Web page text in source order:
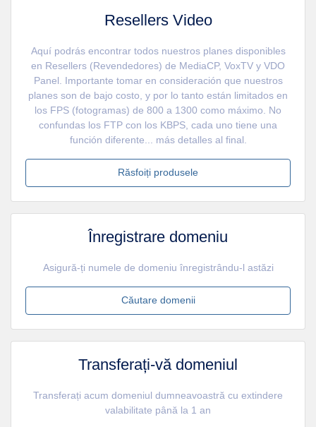
Resellers Video
Aquí podrás encontrar todos nuestros planes disponibles
en Resellers (Revendedores) de MediaCP, VoxTV y VDO
Panel. Importante tomar en consideración que nuestros
planes son de bajo costo, y por lo tanto están limitados en
los FPS (fotogramas) de 800 a 1300 como máximo. No
confundas los FTP con los KBPS, cada uno tiene una
función diferente... más detalles al final.
Răsfoiți produsele
Înregistrare domeniu
Asigură-ți numele de domeniu înregistrându-l astăzi
Căutare domenii
Transferați-vă domeniul
Transferați acum domeniul dumneavoastră cu extindere
valabilitate până la 1 an